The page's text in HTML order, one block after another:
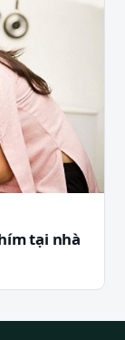
tại nhà